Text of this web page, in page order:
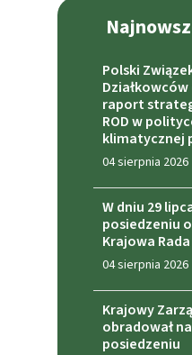
Polski
raport
ROD w
klimatycznej
04 sierpnia 2026
W dniu 29
posiedzeniu
Krajowa Rada
04 sierpnia 2026
Krajowy
obradował
posiedzeniu